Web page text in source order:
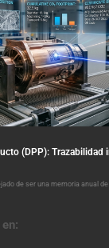
(DPP):
de ser una memoria anual